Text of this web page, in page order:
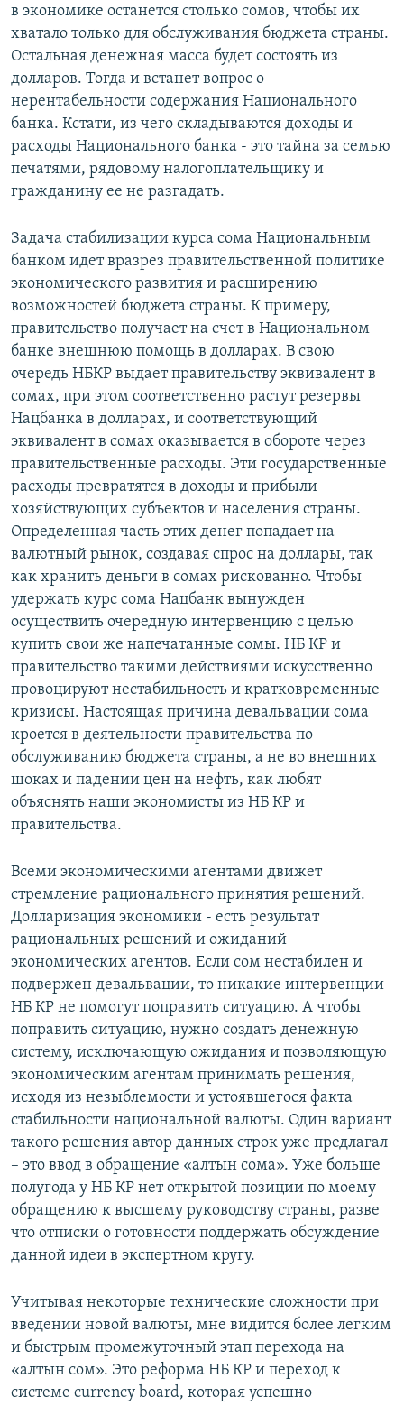
в экономике останется столько сомов, чтобы их
хватало только для обслуживания бюджета страны.
Остальная денежная масса будет состоять из
долларов. Тогда и встанет вопрос о
нерентабельности содержания Национального
банка. Кстати, из чего складываются доходы и
расходы Национального банка - это тайна за семью
печатями, рядовому налогоплательщику и
гражданину ее не разгадать.
Задача стабилизации курса сома Национальным
банком идет вразрез правительственной политике
экономического развития и расширению
возможностей бюджета страны. К примеру,
правительство получает на счет в Национальном
банке внешнюю помощь в долларах. В свою
очередь НБКР выдает правительству эквивалент в
сомах, при этом соответственно растут резервы
Нацбанка в долларах, и соответствующий
эквивалент в сомах оказывается в обороте через
правительственные расходы. Эти государственные
расходы превратятся в доходы и прибыли
хозяйствующих субъектов и населения страны.
Определенная часть этих денег попадает на
валютный рынок, создавая спрос на доллары, так
как хранить деньги в сомах рискованно. Чтобы
удержать курс сома Нацбанк вынужден
осуществить очередную интервенцию с целью
купить свои же напечатанные сомы. НБ КР и
правительство такими действиями искусственно
провоцируют нестабильность и кратковременные
кризисы. Настоящая причина девальвации сома
кроется в деятельности правительства по
обслуживанию бюджета страны, а не во внешних
шоках и падении цен на нефть, как любят
объяснять наши экономисты из НБ КР и
правительства.
Всеми экономическими агентами движет
стремление рационального принятия решений.
Долларизация экономики - есть результат
рациональных решений и ожиданий
экономических агентов. Если сом нестабилен и
подвержен девальвации, то никакие интервенции
НБ КР не помогут поправить ситуацию. А чтобы
поправить ситуацию, нужно создать денежную
систему, исключающую ожидания и позволяющую
экономическим агентам принимать решения,
исходя из незыблемости и устоявшегося факта
стабильности национальной валюты. Один вариант
такого решения автор данных строк уже предлагал
– это ввод в обращение «алтын сома». Уже больше
полугода у НБ КР нет открытой позиции по моему
обращению к высшему руководству страны, разве
что отписки о готовности поддержать обсуждение
данной идеи в экспертном кругу.
Учитывая некоторые технические сложности при
введении новой валюты, мне видится более легким
и быстрым промежуточный этап перехода на
«алтын сом». Это реформа НБ КР и переход к
системе currency board, которая успешно